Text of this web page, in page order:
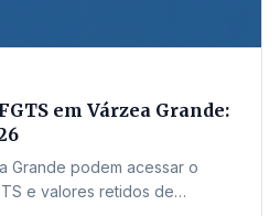
em Várzea Grande:
Grande podem acessar o
e valores retidos de